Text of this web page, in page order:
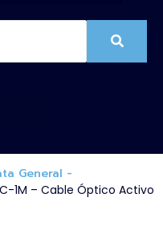
General -
1M – Cable Óptico Activo